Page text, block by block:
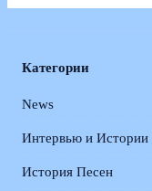
Категории
News
Интервью и Истории
История Песен